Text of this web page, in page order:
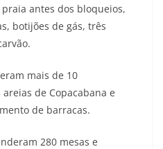
antes dos bloqueios,
botijões de gás, três
mais de 10
de Copacabana e
de barracas.
280 mesas e